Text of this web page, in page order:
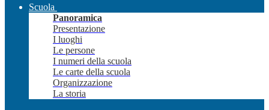
Scuola
Panoramica
Presentazione
I luoghi
Le persone
I numeri della scuola
Le carte della scuola
Organizzazione
La storia